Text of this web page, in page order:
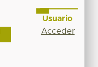
Usuario
Acceder